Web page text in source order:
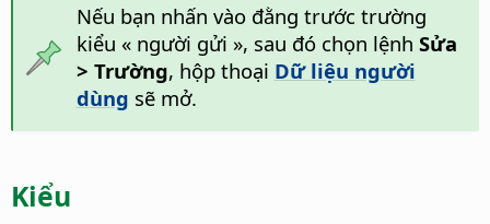
Nếu bạn nhấn vào đằng trước trường
kiểu « người gửi », sau đó chọn lệnh Sửa
> Trường, hộp thoại Dữ liệu người
dùng sẽ mở.
Kiểu